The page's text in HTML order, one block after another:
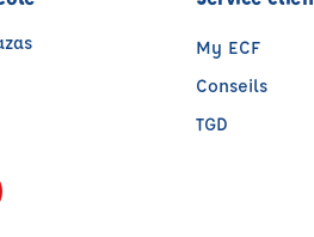
My ECF
Conseils
TGD